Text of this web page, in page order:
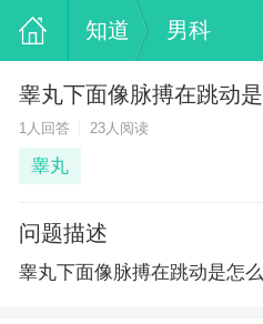
知道 男科
睾丸下面像脉搏在跳动
1人回答 23人阅读
睾丸
问题描述
睾丸下面像脉搏在跳动是怎